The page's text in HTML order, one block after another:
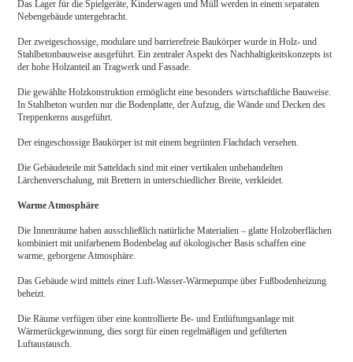
Das Lager für die Spielgeräte, Kinderwagen und Müll werden in einem separaten
Nebengebäude untergebracht.
Der zweigeschossige, modulare und barrierefreie Baukörper wurde in Holz- und
Stahlbetonbauweise ausgeführt. Ein zentraler Aspekt des Nachhaltigkeitskonzepts ist
der hohe Holzanteil an Tragwerk und Fassade.
Die gewählte Holzkonstruktion ermöglicht eine besonders wirtschaftliche Bauweise.
In Stahlbeton wurden nur die Bodenplatte, der Aufzug, die Wände und Decken des
Treppenkerns ausgeführt.
Der eingeschossige Baukörper ist mit einem begrünten Flachdach versehen.
Die Gebäudeteile mit Satteldach sind mit einer vertikalen unbehandelten
Lärchenverschalung, mit Brettern in unterschiedlicher Breite, verkleidet.
Warme Atmosphäre
Die Innenräume haben ausschließlich natürliche Materialien – glatte Holzoberflächen
kombiniert mit unifarbenem Bodenbelag auf ökologischer Basis schaffen eine
warme, geborgene Atmosphäre.
Das Gebäude wird mittels einer Luft-Wasser-Wärmepumpe über Fußbodenheizung
beheizt.
Die Räume verfügen über eine kontrollierte Be- und Entlüftungsanlage mit
Wärmerückgewinnung, dies sorgt für einen regelmäßigen und gefilterten
Luftaustausch.